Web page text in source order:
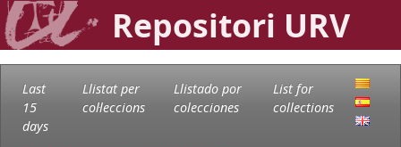
Repositori URV
Last
15
days
Llistat per
col·leccions
Llistado por
colecciones
List for
collections